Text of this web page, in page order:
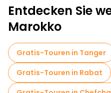
Sportaktivitäten in
Kreuzfahrten in
Museen in Marrakesch
Kostenlose
Markttouren in
Entdecken Sie
Marokko
Gratis-Touren in Tanger
Gratis-Touren in Rabat